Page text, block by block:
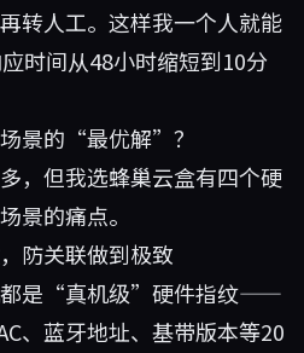
转人工。这样我一个人就能
时间从48小时缩短到10分
景的“最优解”？
，但我选蜂巢云盒有四个硬
景的痛点。
防关联做到极致
都是“真机级”硬件指纹——
、蓝牙地址、基带版本等20